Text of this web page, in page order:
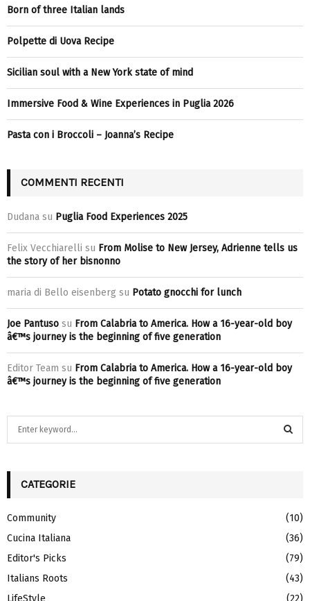
Born of three Italian lands
Polpette di Uova Recipe
Sicilian soul with a New York state of mind
Immersive Food & Wine Experiences in Puglia 2026
Pasta con i Broccoli – Joanna’s Recipe
COMMENTI RECENTI
Dudana su Puglia Food Experiences 2025
Felix Vecchiarelli su From Molise to New Jersey, Adrienne tells us
the story of her bisnonno
maria di Bello eisenberg su Potato gnocchi for lunch
Joe Pantuso su From Calabria to America. How a 16-year-old boy
â€™s journey is the beginning of five generation
Editor Team su From Calabria to America. How a 16-year-old boy
â€™s journey is the beginning of five generation
h
o
r
:
A
R
H
CATEGORIE
Community
(10)
Cucina Italiana
(36)
Editor's Picks
(79)
Italians Roots
(43)
LifeStyle
(22)